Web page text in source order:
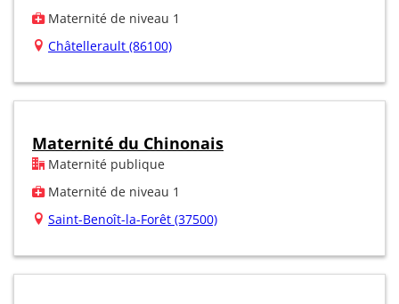
Maternité de niveau 1
Châtellerault (86100)
Maternité du Chinonais
Maternité publique
Maternité de niveau 1
Saint-Benoît-la-Forêt (37500)